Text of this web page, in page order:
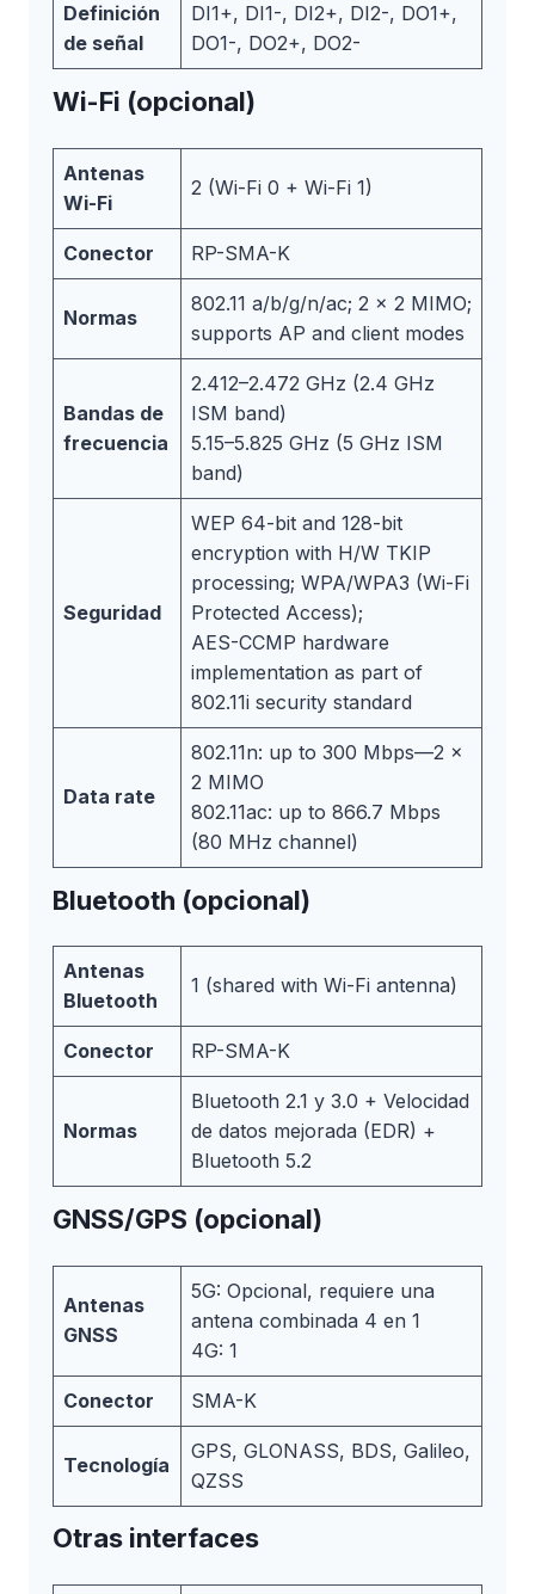
Definición
de señal
DI1+, DI1-, DI2+, DI2-, DO1+,
DO1-, DO2+, DO2-
Wi-Fi (opcional)
Antenas
Wi-Fi
2 (Wi-Fi 0 + Wi-Fi 1)
Conector RP-SMA-K
Normas
802.11 a/b/g/n/ac; 2 x 2 MIMO;
supports AP and client modes
Bandas de
frecuencia
2.412–2.472 GHz (2.4 GHz
ISM band)
5.15–5.825 GHz (5 GHz ISM
band)
Seguridad
WEP 64-bit and 128-bit
encryption with H/W TKIP
processing; WPA/WPA3 (Wi-Fi
Protected Access);
AES-CCMP hardware
implementation as part of
802.11i security standard
Data rate
802.11n: up to 300 Mbps—2 x
2 MIMO
802.11ac: up to 866.7 Mbps
(80 MHz channel)
Bluetooth (opcional)
Antenas
Bluetooth
1 (shared with Wi-Fi antenna)
Conector RP-SMA-K
Normas
Bluetooth 2.1 y 3.0 + Velocidad
de datos mejorada (EDR) +
Bluetooth 5.2
GNSS/GPS (opcional)
Antenas
GNSS
5G: Opcional, requiere una
antena combinada 4 en 1
4G: 1
Conector SMA-K
Tecnología
GPS, GLONASS, BDS, Galileo,
QZSS
Otras interfaces